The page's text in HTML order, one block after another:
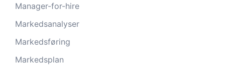
Manager-for-hire
Markedsanalyser
Markedsføring
Markedsplan